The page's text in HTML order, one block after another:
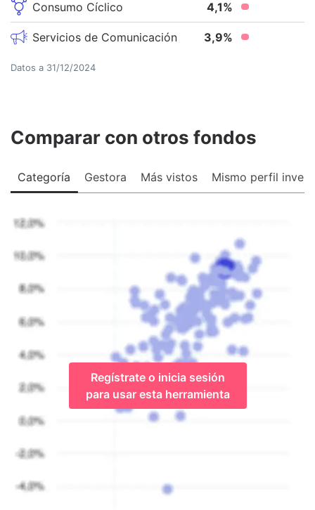
Consumo Cíclico 4,1%
Servicios de Comunicación 3,9%
Datos a 31/12/2024
Comparar con otros fondos
Categoría Gestora Más vistos Mismo perfil
Regístrate o inicia sesión
para usar esta herramienta